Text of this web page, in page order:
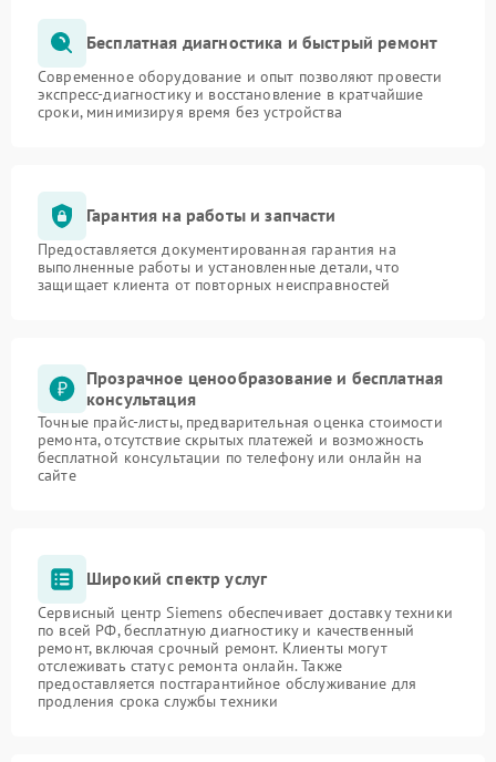
Бесплатная диагностика и быстрый ремонт
Современное оборудование и опыт позволяют провести
экспресс-диагностику и восстановление в кратчайшие
сроки, минимизируя время без устройства
Гарантия на работы и запчасти
Предоставляется документированная гарантия на
выполненные работы и установленные детали, что
защищает клиента от повторных неисправностей
Прозрачное ценообразование и бесплатная
консультация
Точные прайс-листы, предварительная оценка стоимости
ремонта, отсутствие скрытых платежей и возможность
бесплатной консультации по телефону или онлайн на
сайте
Широкий спектр услуг
Сервисный центр Siemens обеспечивает доставку техники
по всей РФ, бесплатную диагностику и качественный
ремонт, включая срочный ремонт. Клиенты могут
отслеживать статус ремонта онлайн. Также
предоставляется постгарантийное обслуживание для
продления срока службы техники